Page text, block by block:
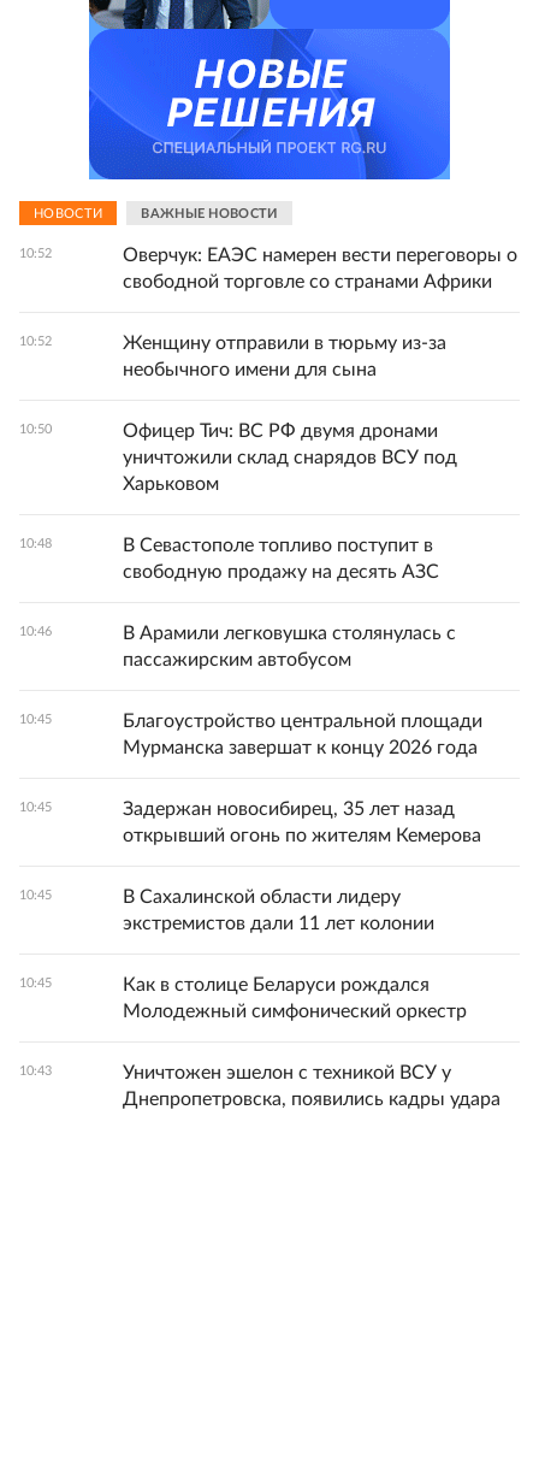
НОВОСТИ ВАЖНЫЕ НОВОСТИ
10:52
Оверчук: ЕАЭС намерен вести переговоры о
свободной торговле со странами Африки
10:52
Женщину отправили в тюрьму из-за
необычного имени для сына
10:50
Офицер Тич: ВС РФ двумя дронами
уничтожили склад снарядов ВСУ под
Харьковом
10:48
В Севастополе топливо поступит в
свободную продажу на десять АЗС
10:46
В Арамили легковушка столянулась с
пассажирским автобусом
10:45
Благоустройство центральной площади
Мурманска завершат к концу 2026 года
10:45
Задержан новосибирец, 35 лет назад
открывший огонь по жителям Кемерова
10:45
В Сахалинской области лидеру
экстремистов дали 11 лет колонии
10:45
Как в столице Беларуси рождался
Молодежный симфонический оркестр
10:43
Уничтожен эшелон с техникой ВСУ у
Днепропетровска, появились кадры удара